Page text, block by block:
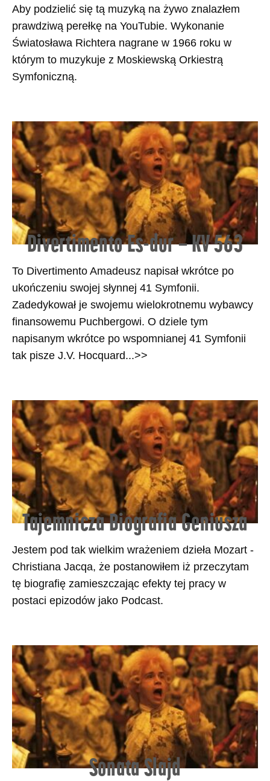
Aby podzielić się tą muzyką na żywo znalazłem
prawdziwą perełkę na YouTubie. Wykonanie
Światosława Richtera nagrane w 1966 roku w
którym to muzykuje z Moskiewską Orkiestrą
Symfoniczną.
Divertimento Es-dur – KV 563
To Divertimento Amadeusz napisał wkrótce po
ukończeniu swojej słynnej 41 Symfonii.
Zadedykował je swojemu wielokrotnemu wybawcy
finansowemu Puchbergowi. O dziele tym
napisanym wkrótce po wspomnianej 41 Symfonii
tak pisze J.V. Hocquard...>>
Tajemnicza Biografia Geniusza
Jestem pod tak wielkim wrażeniem dzieła Mozart -
Christiana Jacqa, że postanowiłem iż przeczytam
tę biografię zamieszczając efekty tej pracy w
postaci epizodów jako Podcast.
Sonata Slajd